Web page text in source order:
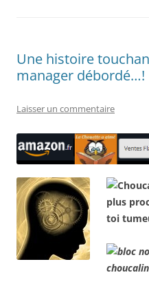
Une histoire
manager débordé…!
Laisser un commentaire